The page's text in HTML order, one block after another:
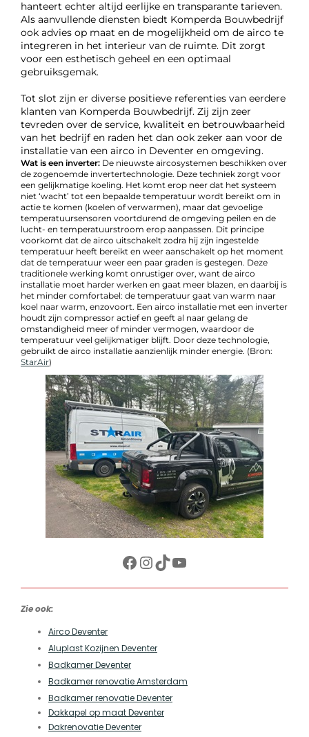
hanteert echter altijd eerlijke en transparante tarieven.
Als aanvullende diensten biedt Komperda Bouwbedrijf
ook advies op maat en de mogelijkheid om de airco te
integreren in het interieur van de ruimte. Dit zorgt
voor een esthetisch geheel en een optimaal
gebruiksgemak.
Tot slot zijn er diverse positieve referenties van eerdere
klanten van Komperda Bouwbedrijf. Zij zijn zeer
tevreden over de service, kwaliteit en betrouwbaarheid
van het bedrijf en raden het dan ook zeker aan voor de
installatie van een airco in Deventer en omgeving.
Wat is een inverter: De nieuwste aircosystemen beschikken over
de zogenoemde invertertechnologie. Deze techniek zorgt voor
een gelijkmatige koeling. Het komt erop neer dat het systeem
niet ‘wacht’ tot een bepaalde temperatuur wordt bereikt om in
actie te komen (koelen of verwarmen), maar dat gevoelige
temperatuursensoren voortdurend de omgeving peilen en de
lucht- en temperatuurstroom erop aanpassen. Dit principe
voorkomt dat de airco uitschakelt zodra hij zijn ingestelde
temperatuur heeft bereikt en weer aanschakelt op het moment
dat de temperatuur weer een paar graden is gestegen. Deze
traditionele werking komt onrustiger over, want de airco
installatie moet harder werken en gaat meer blazen, en daarbij is
het minder comfortabel: de temperatuur gaat van warm naar
koel naar warm, enzovoort. Een airco installatie met een inverter
houdt zijn compressor actief en geeft al naar gelang de
omstandigheid meer of minder vermogen, waardoor de
temperatuur veel gelijkmatiger blijft. Door deze technologie,
gebruikt de airco installatie aanzienlijk minder energie. (Bron:
StarAir)
Facebook
Instagram
TikTokYouTube
Zie ook:
Airco Deventer
Aluplast Kozijnen Deventer
Badkamer Deventer
Badkamer renovatie Amsterdam
Badkamer renovatie Deventer
Dakkapel op maat Deventer
Dakrenovatie Deventer